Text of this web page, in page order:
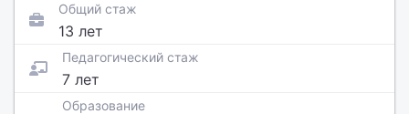
Общий стаж
13 лет
Педагогический стаж
7 лет
Образование